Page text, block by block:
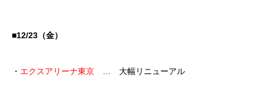
■12/23（金）
・ エクスアリーナ東京 … 大幅リニューアル